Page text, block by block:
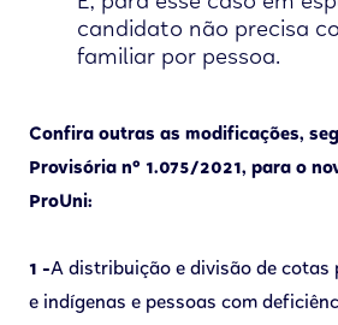
candidato não precisa
familiar por pessoa.
Confira outras as modificações,
Provisória nº 1.075/2021, para o
ProUni:
1 -A distribuição e divisão de cotas
e indígenas e pessoas com